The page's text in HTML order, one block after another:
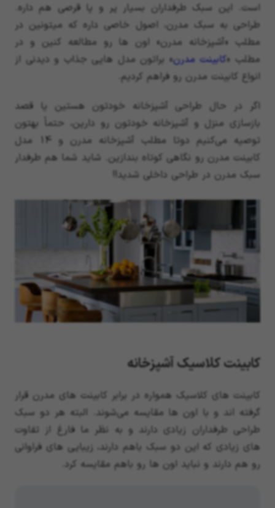
است. این سبک طرفداران بسیار پر و پا قرصی هم داره.
طراحی به سبک مدرن، اصول خاصی داره که میتونین در
مطلب «آشپزخانه مدرن» اون ها رو مطالعه کنین و در
مطلب «کابینت مدرن» براتون مدل هایی جذاب و دیدنی از
انواع کابینت مدرن رو فراهم کردیم.
اگر در حال طراحی آشپزخانه خودتون هستین یا قصد
بازسازی منزل و آشپزخانه خودتون رو دارین، حتماً بهتون
توصیه می‌کنیم دوتا مطلب آشپزخانه مدرن و 14 مدل
کابینت مدرن رو نگاهی کوتاه بندازین. شاید شما هم طرفدار
سبک مدرن در طراحی داخلی شدید!!
کابینت کلاسیک آشپزخانه
کابینت های کلاسیک همواره در برابر کابینت های مدرن قرار
گرفته اند و با اون ها مقایسه می‌شوند. البته هر دو سبک
طراحی طرفداران زیادی دارند و به نظر ما فارغ از تفاوت
های زیادی که این دو سبک باهم دارند، زیبایی های فراوانی
رو هم دارند و نباید اون ها رو باهم مقایسه کرد.